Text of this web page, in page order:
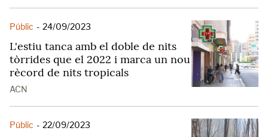
Públic - 24/09/2023
L'estiu tanca amb el doble de nits
tòrrides que el 2022 i marca un nou
rècord de nits tropicals
ACN
Públic - 22/09/2023